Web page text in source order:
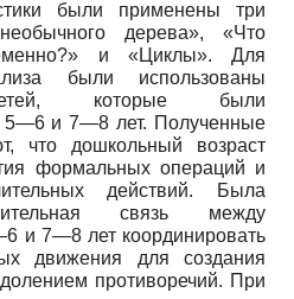
были применены три
дерева», «Что
и «Циклы». Для
были использованы
которые были
5—6 и 7—8 лет. Полученные
что дошкольный возраст
формальных операций и
действий. Была
связь между
и 7—8 лет координировать
движения для создания
противоречий. При